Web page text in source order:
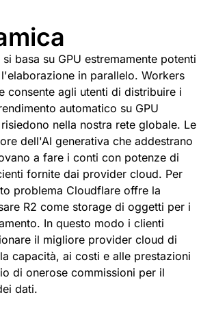
basa su GPU estremamente potenti
in parallelo. Workers
consente agli utenti di distribuire i
automatico su GPU
nella nostra rete globale. Le
dell'AI generativa che addestrano
a fare i conti con potenze di
fornite dai provider cloud. Per
problema Cloudflare offre la
R2 come storage di oggetti per i
In questo modo i clienti
il migliore provider cloud di
capacità, ai costi e alle prestazioni
di onerose commissioni per il
dati.